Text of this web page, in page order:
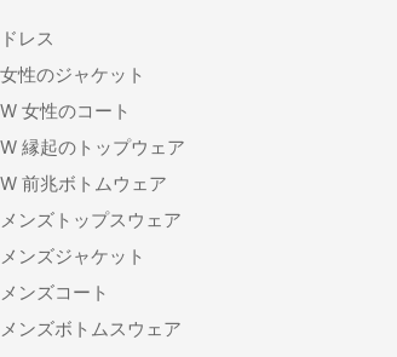
ドレス
女性のジャケット
W 女性のコート
W 縁起のトップウェア
W 前兆ボトムウェア
メンズトップスウェア
メンズジャケット
メンズコート
メンズボトムスウェア